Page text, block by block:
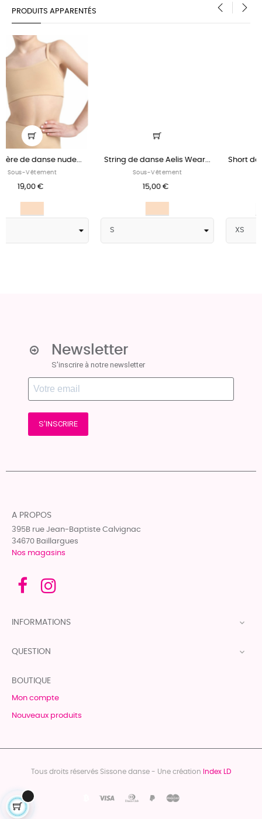
PRODUITS APPARENTÉS
String de danse Aelis Wear...
Sous-Vêtement
Short de danse VISU Temps...
Sous-Vêtement
Newsletter
S'inscrire à notre newsletter
S'INSCRIRE
A PROPOS
395B rue Jean-Baptiste Calvignac
34670 Baillargues
Nos magasins
INFORMATIONS 
QUESTION 
BOUTIQUE
Mon compte
Nouveaux produits
Tous droits réservés Sissone danse - Une création Index LD